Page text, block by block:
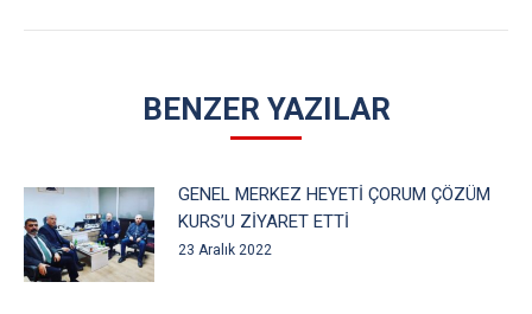
BENZER YAZILAR
GENEL MERKEZ HEYETİ ÇORUM ÇÖZÜM
KURS’U ZİYARET ETTİ
23 Aralık 2022